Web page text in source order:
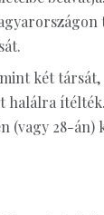
két társát,
halálra
(vagy 28-án)